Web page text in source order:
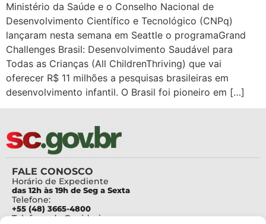
Ministério da Saúde e o Conselho Nacional de
Desenvolvimento Científico e Tecnológico (CNPq)
lançaram nesta semana em Seattle o programaGrand
Challenges Brasil: Desenvolvimento Saudável para
Todas as Crianças (All ChildrenThriving) que vai
oferecer R$ 11 milhões a pesquisas brasileiras em
desenvolvimento infantil. O Brasil foi pioneiro em […]
FALE CONOSCO
Horário de Expediente
das 12h às 19h de Seg a Sexta
Telefone:
+55 (48) 3665-4800
Telefone da Ouvidoria